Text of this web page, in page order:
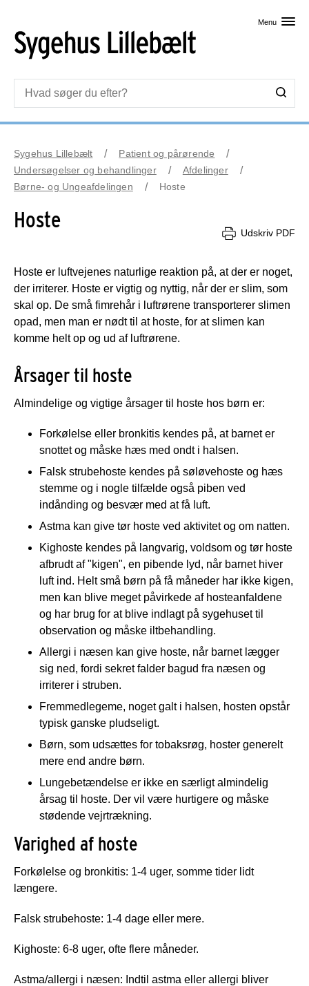
Menu
Sygehus Lillebælt
Patient og pårørende
Undersøgelser og behandlinger
Afdelinger
Børne- og Ungeafdelingen
Hoste
Hoste
Udskriv PDF
Hoste er luftvejenes naturlige reaktion på, at der er noget,
der irriterer. Hoste er vigtig og nyttig, når der er slim, som
skal op. De små fimrehår i luftrørene transporterer slimen
opad, men man er nødt til at hoste, for at slimen kan
komme helt op og ud af luftrørene.
Årsager til hoste
Almindelige og vigtige årsager til hoste hos børn er:
Forkølelse eller bronkitis kendes på, at barnet er
snottet og måske hæs med ondt i halsen.
Falsk strubehoste kendes på søløvehoste og hæs
stemme og i nogle tilfælde også piben ved
indånding og besvær med at få luft.
Astma kan give tør hoste ved aktivitet og om natten.
Kighoste kendes på langvarig, voldsom og tør hoste
afbrudt af "kigen", en pibende lyd, når barnet hiver
luft ind. Helt små børn på få måneder har ikke kigen,
men kan blive meget påvirkede af hosteanfaldene
og har brug for at blive indlagt på sygehuset til
observation og måske iltbehandling.
Allergi i næsen kan give hoste, når barnet lægger
sig ned, fordi sekret falder bagud fra næsen og
irriterer i struben.
Fremmedlegeme, noget galt i halsen, hosten opstår
typisk ganske pludseligt.
Børn, som udsættes for tobaksrøg, hoster generelt
mere end andre børn.
Lungebetændelse er ikke en særligt almindelig
årsag til hoste. Der vil være hurtigere og måske
stødende vejrtrækning.
Varighed af hoste
Forkølelse og bronkitis: 1-4 uger, somme tider lidt
længere.
Falsk strubehoste: 1-4 dage eller mere.
Kighoste: 6-8 uger, ofte flere måneder.
Astma/allergi i næsen: Indtil astma eller allergi bliver